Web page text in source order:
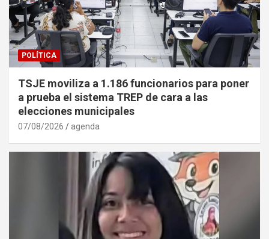
POLÍTICA
TSJE moviliza a 1.186 funcionarios para poner
a prueba el sistema TREP de cara a las
elecciones municipales
07/08/2026 agenda